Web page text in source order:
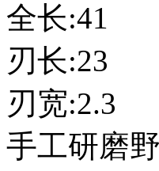
全长:41
刃长:23
刃宽:2.3
手工研磨